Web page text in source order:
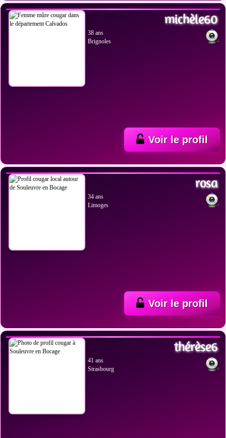
michèle60
38 ans
Brignoles
Voir le profil
rosa
34 ans
Limoges
Voir le profil
thérèse6
41 ans
Strasbourg